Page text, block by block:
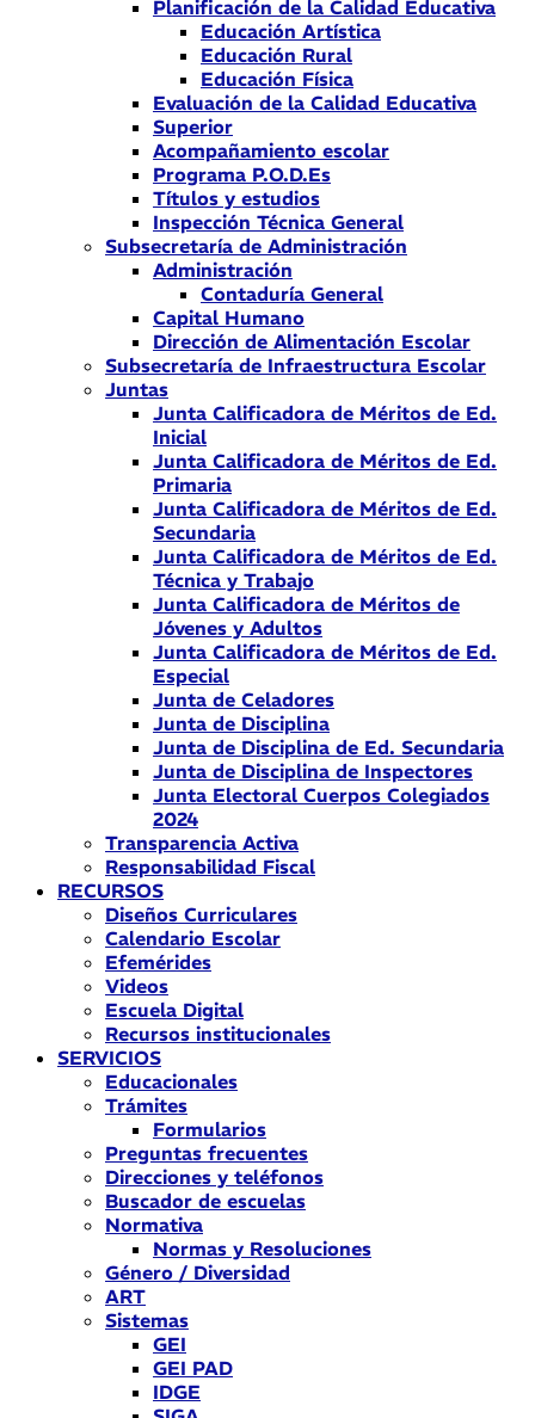
Planificación de la Calidad Educativa
Educación Artística
Educación Rural
Educación Física
Evaluación de la Calidad Educativa
Superior
Acompañamiento escolar
Programa P.O.D.Es
Títulos y estudios
Inspección Técnica General
Subsecretaría de Administración
Administración
Contaduría General
Capital Humano
Dirección de Alimentación Escolar
Subsecretaría de Infraestructura Escolar
Juntas
Junta Calificadora de Méritos de Ed.
Inicial
Junta Calificadora de Méritos de Ed.
Primaria
Junta Calificadora de Méritos de Ed.
Secundaria
Junta Calificadora de Méritos de Ed.
Técnica y Trabajo
Junta Calificadora de Méritos de
Jóvenes y Adultos
Junta Calificadora de Méritos de Ed.
Especial
Junta de Celadores
Junta de Disciplina
Junta de Disciplina de Ed. Secundaria
Junta de Disciplina de Inspectores
Junta Electoral Cuerpos Colegiados
2024
Transparencia Activa
Responsabilidad Fiscal
RECURSOS
Diseños Curriculares
Calendario Escolar
Efemérides
Videos
Escuela Digital
Recursos institucionales
SERVICIOS
Educacionales
Trámites
Formularios
Preguntas frecuentes
Direcciones y teléfonos
Buscador de escuelas
Normativa
Normas y Resoluciones
Género / Diversidad
ART
Sistemas
GEI
GEI PAD
IDGE